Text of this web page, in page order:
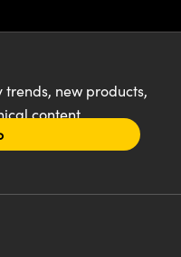
new products,
content